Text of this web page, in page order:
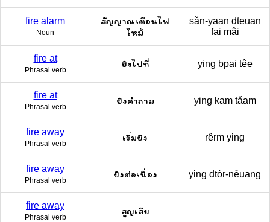
fire alarm
Noun
สัญญาณเตือนไฟ
ไหม้
sǎn-yaan dteuan
fai mâi
fire at
Phrasal verb
ยิงไปที่ ying bpai têe
fire at
Phrasal verb
ยิงคำถาม ying kam tǎam
fire away
Phrasal verb
เริ่มยิง rêrm ying
fire away
Phrasal verb
ยิงต่อเนื่อง ying dtòr-nêuang
fire away
Phrasal verb
สูญเสีย